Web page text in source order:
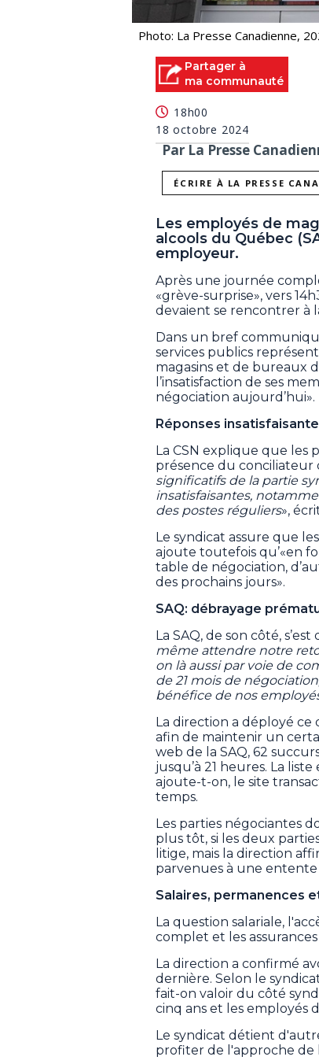
Photo: La Presse Canadienne,
Partager à
ma communauté
18h00
18 octobre 2024
Par La Presse
ÉCRIRE À LA PRESSE
Les employés de
alcools du Québec
employeur.
Après une journée
«grève-surprise», vers
devaient se rencontrer à
Dans un bref
services publics
magasins et de bureaux
l’insatisfaction de ses
négociation aujourd’hui».
Réponses
La CSN explique que les
présence du conciliateur
significatifs de la partie
insatisfaisantes,
des postes réguliers»,
Le syndicat assure que
ajoute toutefois qu’«en
table de négociation,
des prochains jours».
SAQ: débrayage
La SAQ, de son côté,
même attendre notre
on là aussi par voie de
de 21 mois de
bénéfice de nos
La direction a déployé ce
afin de maintenir un
web de la SAQ, 62
jusqu’à 21 heures. La
ajoute-t-on, le site
temps.
Les parties négociantes
plus tôt, si les deux
litige, mais la direction
parvenues à une entente
Salaires, permanences
La question salariale,
complet et les
La direction a confirmé
dernière. Selon le
fait-on valoir du côté
cinq ans et les employés
Le syndicat détient
profiter de l'approche de